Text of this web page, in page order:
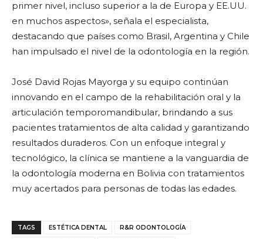
primer nivel, incluso superior a la de Europa y EE.UU.
en muchos aspectos», señala el especialista,
destacando que países como Brasil, Argentina y Chile
han impulsado el nivel de la odontología en la región.
José David Rojas Mayorga y su equipo continúan
innovando en el campo de la rehabilitación oral y la
articulación temporomandibular, brindando a sus
pacientes tratamientos de alta calidad y garantizando
resultados duraderos. Con un enfoque integral y
tecnológico, la clínica se mantiene a la vanguardia de
la odontología moderna en Bolivia con tratamientos
muy acertados para personas de todas las edades.
TAGS ESTÉTICA DENTAL R&R ODONTOLOGÍA